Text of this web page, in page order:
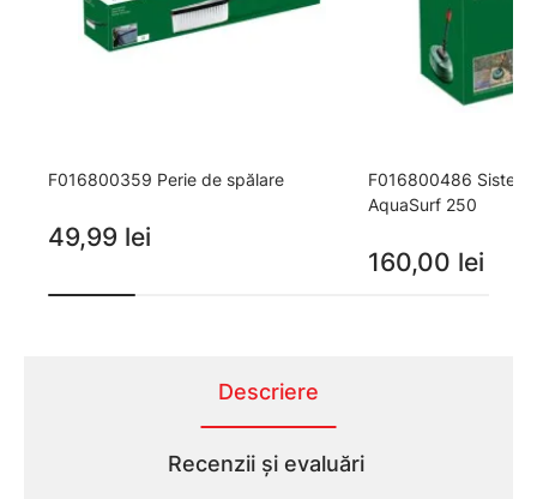
F016800359 Perie de spălare
49,99 lei
F016800486 Sistem
AquaSurf 250
160,00 lei
Descriere
Recenzii și evaluări